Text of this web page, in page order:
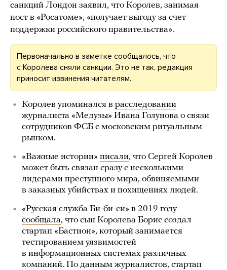
санкций Лондон заявил, что Королев, занимая
пост в «Росатоме», «получает выгоду за счет
поддержки российского правительства».
Первоначально в заметке сообщалось, что
с Королева сняли санкции. Это не так, редакция
приносит извинения читателям.
Королев упоминался в расследовании
журналиста «Медузы» Ивана Голунова о связи
сотрудников ФСБ с московским ритуальным
рынком.
«Важные истории» писали, что Сергей Королев
может быть связан сразу с несколькими
лидерами преступного мира, обвиняемыми
в заказных убийствах и похищениях людей.
«Русская служба Би-би-си» в 2019 году
сообщала, что сын Королева Борис создал
стартап «Бастион», который занимается
тестированием уязвимостей
в информационных системах различных
компаний. По данным журналистов, стартап